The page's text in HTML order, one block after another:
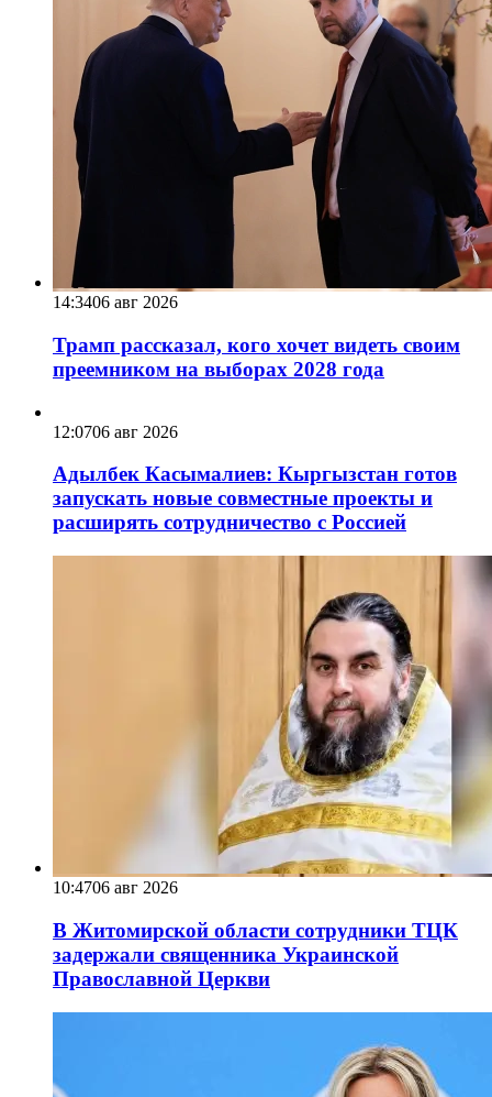
14:3406 авг 2026
Трамп рассказал, кого хочет видеть своим
преемником на выборах 2028 года
12:0706 авг 2026
Адылбек Касымалиев: Кыргызстан готов
запускать новые совместные проекты и
расширять сотрудничество с Россией
10:4706 авг 2026
В Житомирской области сотрудники ТЦК
задержали священника Украинской
Православной Церкви